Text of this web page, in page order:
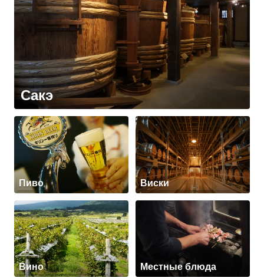
Сакэ
Пиво Виски
Вино Местные блюда